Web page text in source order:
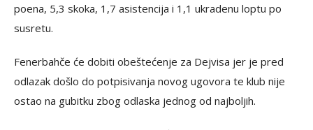
poena, 5,3 skoka, 1,7 asistencija i 1,1 ukradenu loptu po
susretu.
Fenerbahče će dobiti obeštećenje za Dejvisa jer je pred
odlazak došlo do potpisivanja novog ugovora te klub nije
ostao na gubitku zbog odlaska jednog od najboljih.